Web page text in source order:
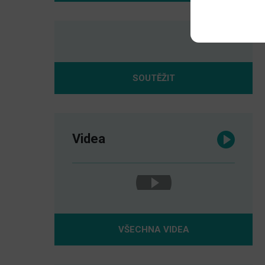
SOUTĚŽIT
Videa
VŠECHNA VIDEA